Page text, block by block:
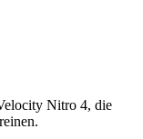
Nitro 4, die